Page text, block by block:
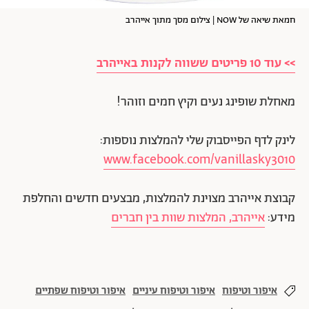
חמאת שיאה של NOW | צילום מסך מתוך אייהרב
>> עוד 10 פריטים ששווה לקנות באייהרב
מאחלת שופינג נעים וקיץ חמים וזוהר!
לינק לדף הפייסבוק שלי להמלצות נוספות:
www.facebook.com/vanillasky3010
קבוצת אייהרב מצוינת להמלצות, מבצעים חדשים והחלפת
מידע:אייהרב, המלצות שוות בין חברים
איפור וטיפוח איפור וטיפוח עיניים איפור וטיפוח שפתיים